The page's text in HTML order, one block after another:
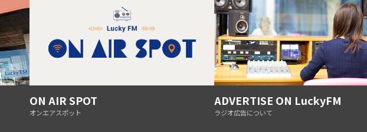
ON AIR SPOT
オンエアスポット
ADVERTISE ON LuckyFM
ラジオ広告について